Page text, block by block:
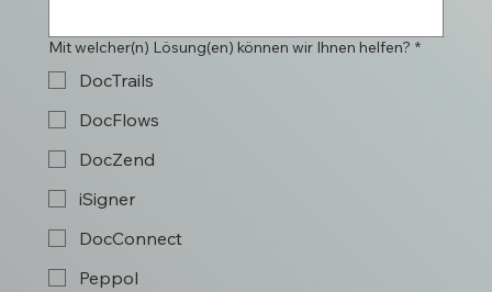
Mit welcher(n) Lösung(en) können wir Ihnen helfen? *
DocTrails
DocFlows
DocZend
iSigner
DocConnect
Peppol